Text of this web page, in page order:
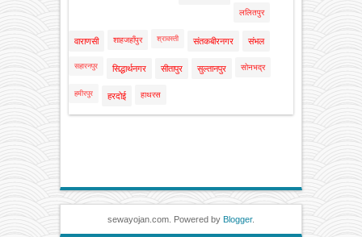
ललितपुर
वाराणसी शाहजहाँपुर श्रावस्ती संतकबीरनगर संभल
सहारनपुर सिद्धार्थनगर सीतापुर सुल्तानपुर सोनभद्र
हमीरपुर हरदोई हाथरस
sewayojan.com. Powered by Blogger.